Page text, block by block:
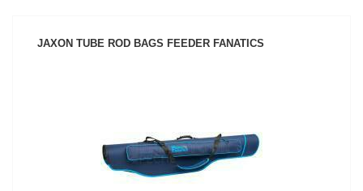
JAXON TUBE ROD BAGS FEEDER FANATICS